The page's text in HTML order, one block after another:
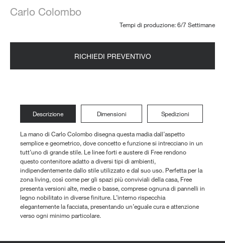
Carlo Colombo
Tempi di produzione: 6/7 Settimane
RICHIEDI PREVENTIVO
Descrizione Dimensioni Spedizioni
La mano di Carlo Colombo disegna questa madia dall’aspetto
semplice e geometrico, dove concetto e funzione si intrecciano in un
tutt’uno di grande stile. Le linee forti e austere di Free rendono
questo contenitore adatto a diversi tipi di ambienti,
indipendentemente dallo stile utilizzato e dal suo uso. Perfetta per la
zona living, così come per gli spazi più conviviali della casa, Free
presenta versioni alte, medie o basse, comprese ognuna di pannelli in
legno nobilitato in diverse finiture. L’interno rispecchia
elegantemente la facciata, presentando un’eguale cura e attenzione
verso ogni minimo particolare.